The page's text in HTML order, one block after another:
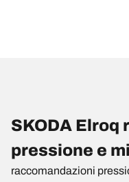
SKODA Elroq
pressione e
raccomandazioni